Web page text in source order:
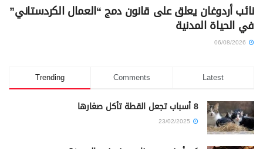
نائب أردوغان يعلق على قانون دمج “العمال الكردستاني”
في الحياة المدنية
Trending Comments Latest
8 أسباب تجعل القطة تأكل صغارها